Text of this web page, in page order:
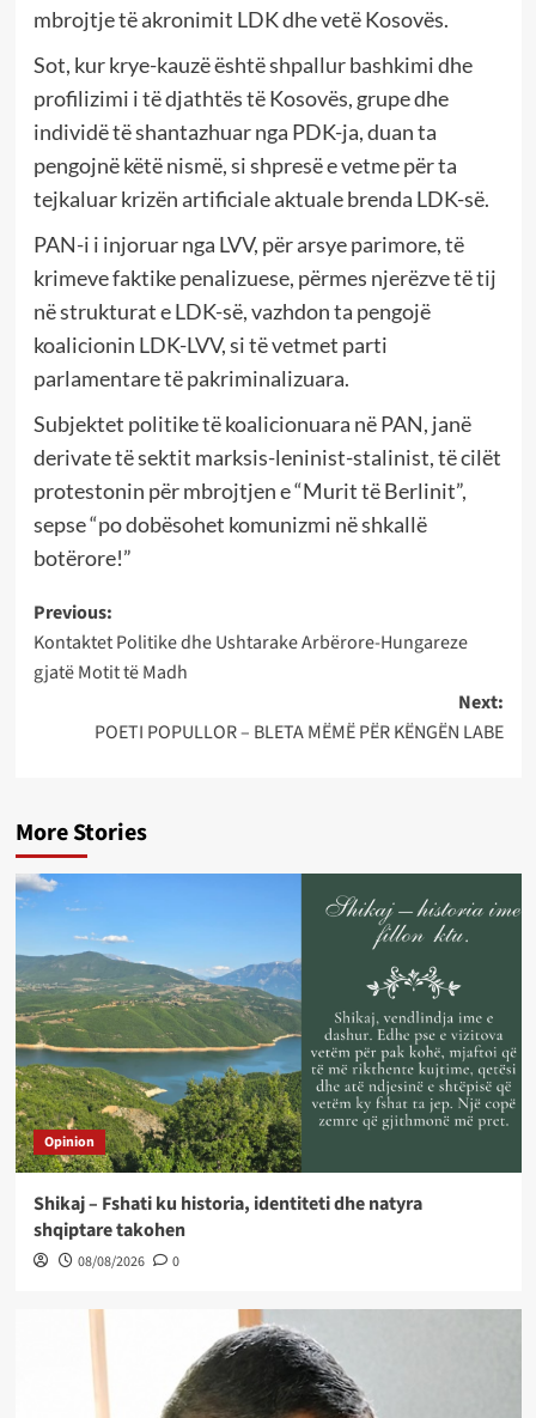
mbrojtje të akronimit LDK dhe vetë Kosovës.
Sot, kur krye-kauzë është shpallur bashkimi dhe
profilizimi i të djathtës të Kosovës, grupe dhe
individë të shantazhuar nga PDK-ja, duan ta
pengojnë këtë nismë, si shpresë e vetme për ta
tejkaluar krizën artificiale aktuale brenda LDK-së.
PAN-i i injoruar nga LVV, për arsye parimore, të
krimeve faktike penalizuese, përmes njerëzve të tij
në strukturat e LDK-së, vazhdon ta pengojë
koalicionin LDK-LVV, si të vetmet parti
parlamentare të pakriminalizuara.
Subjektet politike të koalicionuara në PAN, janë
derivate të sektit marksis-leninist-stalinist, të cilët
protestonin për mbrojtjen e “Murit të Berlinit”,
sepse “po dobësohet komunizmi në shkallë
botërore!”
Post
navigation
Previous:
Kontaktet Politike dhe Ushtarake Arbërore-Hungareze
gjatë Motit të Madh
Next:
POETI POPULLOR – BLETA MËMË PËR KËNGËN LABE
More Stories
Opinion
Shikaj – Fshati ku historia, identiteti dhe natyra
shqiptare takohen
08/08/2026 0